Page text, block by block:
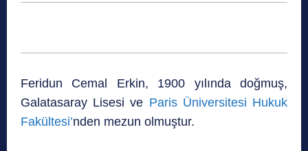
Feridun Cemal Erkin, 1900 yılında doğmuş,
Galatasaray Lisesi ve Paris Üniversitesi Hukuk
Fakültesi’nden mezun olmuştur.